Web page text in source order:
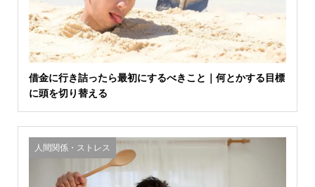
借金に行き詰ったら最初にするべきこと｜何とかする目標
に頭を切り替える
人間関係・ストレス